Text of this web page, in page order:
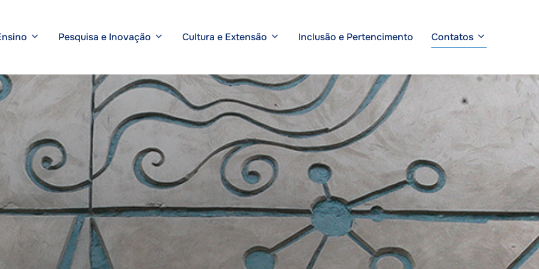
Pesquisa e Inovação Cultura e Extensão Inclusão e Pertencimento Contatos